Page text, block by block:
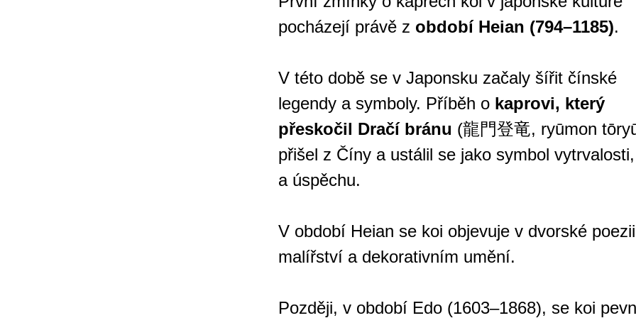
pocházejí právě z období Heian (794–1185).
V této době se v Japonsku začaly šířit čínské
legendy a symboly. Příběh o kaprovi, který
přeskočil Dračí bránu (龍門登竜, ryūmon
přišel z Číny a ustálil se jako symbol
a úspěchu.
V období Heian se koi objevuje v dvorské
malířství a dekorativním umění.
Později, v období Edo (1603–1868), se koi